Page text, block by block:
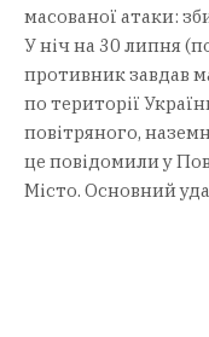
масованої атаки:
У ніч на 30 липня
противник завдав
по території
повітряного,
це повідомили у
Місто. Основний